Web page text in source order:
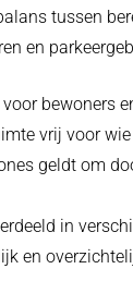
tussen
en
bewoners
vrij voor
geldt om
in
en